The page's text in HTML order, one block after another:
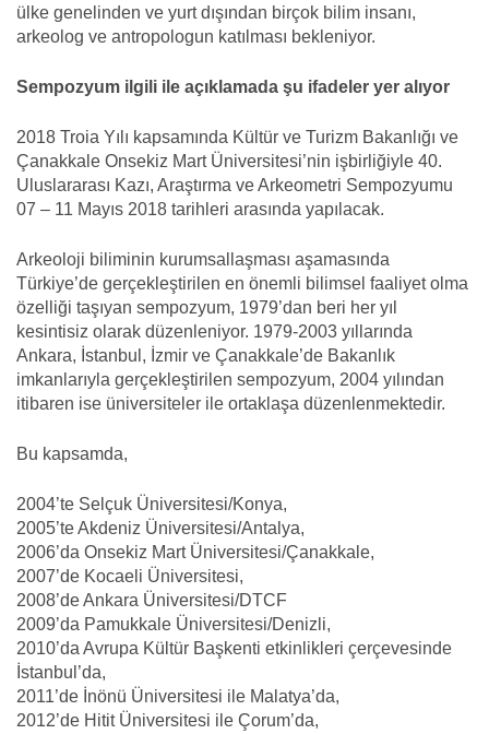
ülke genelinden ve yurt dışından birçok bilim insanı,
arkeolog ve antropologun katılması bekleniyor.
Sempozyum ilgili ile açıklamada şu ifadeler yer alıyor
2018 Troia Yılı kapsamında Kültür ve Turizm Bakanlığı ve
Çanakkale Onsekiz Mart Üniversitesi’nin işbirliğiyle 40.
Uluslararası Kazı, Araştırma ve Arkeometri Sempozyumu
07 – 11 Mayıs 2018 tarihleri arasında yapılacak.
Arkeoloji biliminin kurumsallaşması aşamasında
Türkiye’de gerçekleştirilen en önemli bilimsel faaliyet olma
özelliği taşıyan sempozyum, 1979’dan beri her yıl
kesintisiz olarak düzenleniyor. 1979-2003 yıllarında
Ankara, İstanbul, İzmir ve Çanakkale’de Bakanlık
imkanlarıyla gerçekleştirilen sempozyum, 2004 yılından
itibaren ise üniversiteler ile ortaklaşa düzenlenmektedir.
Bu kapsamda,
2004’te Selçuk Üniversitesi/Konya,
2005’te Akdeniz Üniversitesi/Antalya,
2006’da Onsekiz Mart Üniversitesi/Çanakkale,
2007’de Kocaeli Üniversitesi,
2008’de Ankara Üniversitesi/DTCF
2009’da Pamukkale Üniversitesi/Denizli,
2010’da Avrupa Kültür Başkenti etkinlikleri çerçevesinde
İstanbul’da,
2011’de İnönü Üniversitesi ile Malatya’da,
2012’de Hitit Üniversitesi ile Çorum’da,